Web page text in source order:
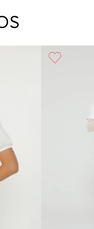
la recogida del